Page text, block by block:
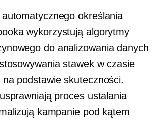
określania
wykorzystują algorytmy
do analizowania danych
stawek w czasie
podstawie skuteczności.
proces ustalania
kampanie pod kątem